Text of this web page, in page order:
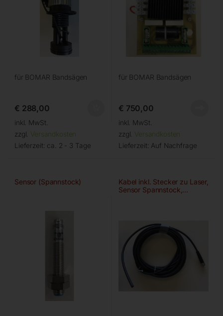
für BOMAR Bandsägen
€ 288,00
inkl. MwSt.
zzgl. Versandkosten
Lieferzeit: ca. 2 - 3 Tage
für BOMAR Bandsägen
€ 750,00
inkl. MwSt.
zzgl. Versandkosten
Lieferzeit: Auf Nachfrage
Sensor (Spannstock)
Kabel inkl. Stecker zu Laser,
Sensor Spannstock,…